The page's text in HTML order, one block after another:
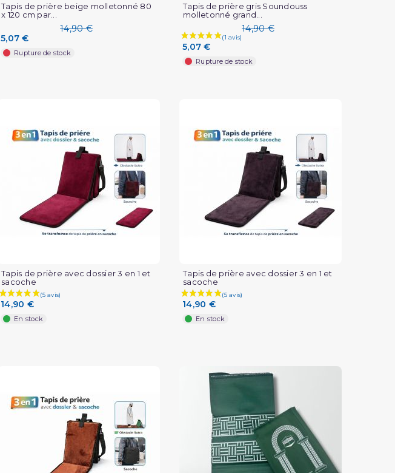
(1 avis)
Tapis de prière beige molletonné 80
x 120 cm par...
14,90 €
5,07 €
Rupture de stock
Tapis de prière gris Soundouss
molletonné grand...
14,90 €
5,07 €
Rupture de stock
Tapis de prière avec dossier 3 en 1 et
sacoche
14,90 €
En stock
Tapis de prière avec dossier 3 en 1 et
sacoche
14,90 €
En stock